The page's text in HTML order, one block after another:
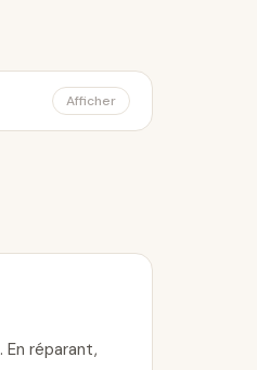
Afficher
. En réparant,